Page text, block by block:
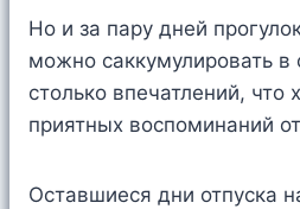
Но и за пару дней
можно саккумулировать в
столько впечатлений, что
приятных воспоминаний
Оставшиеся дни отпуска